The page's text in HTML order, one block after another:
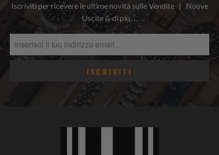
Iscriviti per ricevere le ultime novità sulle Vendite | Nuove
Uscite & di più …